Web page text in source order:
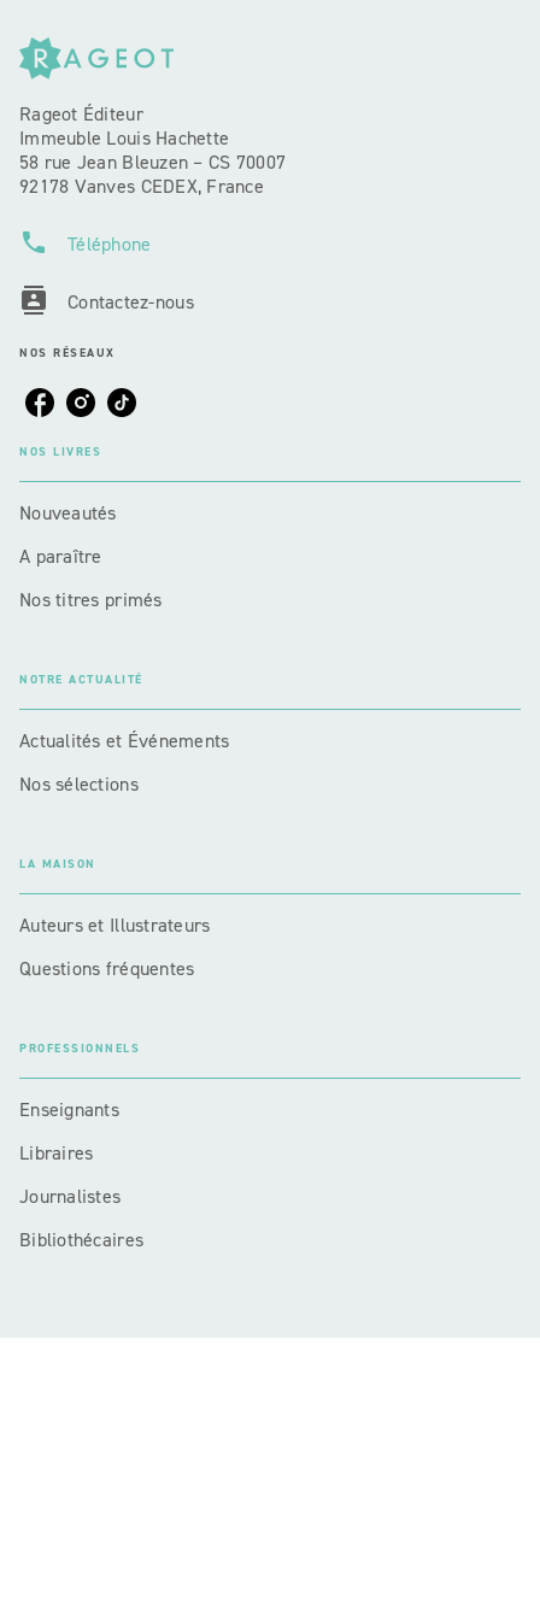
Rageot Éditeur
Immeuble Louis Hachette
58 rue Jean Bleuzen – CS 70007
92178 Vanves CEDEX, France
phone Téléphone
contacts Contactez-nous
NOS RÉSEAUX
NOS LIVRES
Nouveautés
A paraître
Nos titres primés
NOTRE ACTUALITÉ
Actualités et Événements
Nos sélections
LA MAISON
Auteurs et Illustrateurs
Questions fréquentes
PROFESSIONNELS
Enseignants
Libraires
Journalistes
Bibliothécaires